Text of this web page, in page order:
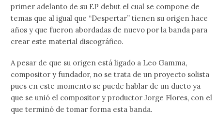
primer adelanto de su EP debut el cual se compone de
temas que al igual que “Despertar” tienen su origen hace
años y que fueron abordadas de nuevo por la banda para
crear este material discográfico.
A pesar de que su origen está ligado a Leo Gamma,
compositor y fundador, no se trata de un proyecto solista
pues en este momento se puede hablar de un dueto ya
que se unió el compositor y productor Jorge Flores, con el
que terminó de tomar forma esta banda.